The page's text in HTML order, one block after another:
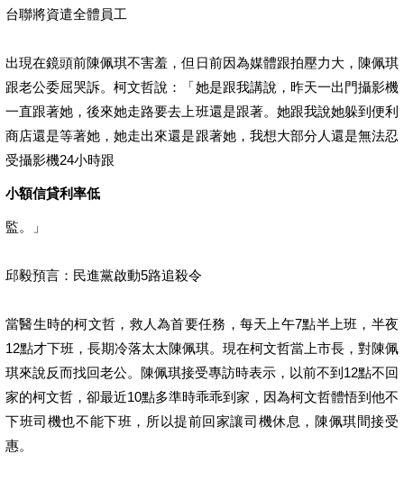
台聯將資遣全體員工
出現在鏡頭前陳佩琪不害羞，但日前因為媒體跟拍壓力大，陳佩琪
跟老公委屈哭訴。柯文哲說：「她是跟我講說，昨天一出門攝影機
一直跟著她，後來她走路要去上班還是跟著。她跟我說她躲到便利
商店還是等著她，她走出來還是跟著她，我想大部分人還是無法忍
受攝影機24小時跟
小額信貸利率低
監。」
邱毅預言：民進黨啟動5路追殺令
當醫生時的柯文哲，救人為首要任務，每天上午7點半上班，半夜
12點才下班，長期冷落太太陳佩琪。現在柯文哲當上市長，對陳佩
琪來說反而找回老公。陳佩琪接受專訪時表示，以前不到12點不回
家的柯文哲，卻最近10點多準時乖乖到家，因為柯文哲體悟到他不
下班司機也不能下班，所以提前回家讓司機休息，陳佩琪間接受
惠。